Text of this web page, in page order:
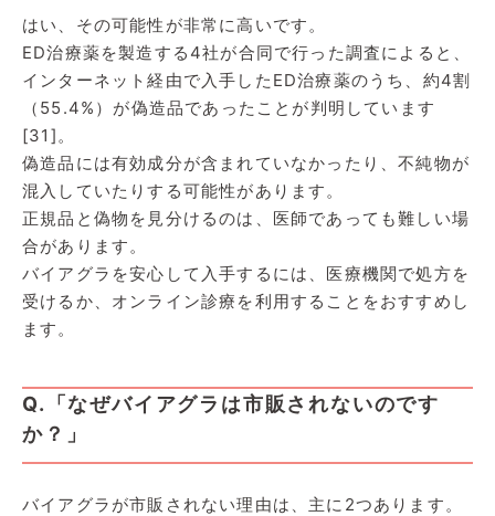
はい、その可能性が非常に高いです。
ED治療薬を製造する4社が合同で行った調査によると、
インターネット経由で入手したED治療薬のうち、約4割
（55.4%）が偽造品であったことが判明しています
[31]。
偽造品には有効成分が含まれていなかったり、不純物が
混入していたりする可能性があります。
正規品と偽物を見分けるのは、医師であっても難しい場
合があります。
バイアグラを安心して入手するには、医療機関で処方を
受けるか、オンライン診療を利用することをおすすめし
ます。
Q.「なぜバイアグラは市販されないのです
か？」
バイアグラが市販されない理由は、主に2つあります。